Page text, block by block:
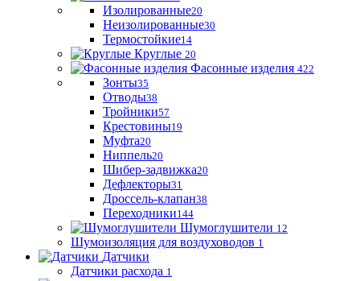
Изолированные20
Неизолированные30
Термостойкие14
Круглые 20
Фасонные изделия 422
Зонты35
Отводы38
Тройники57
Крестовины19
Муфта20
Ниппель20
Шибер-задвижка20
Дефлекторы31
Дроссель-клапан38
Переходники144
Шумоглушители 12
Шумоизоляция для воздуховодов 1
Датчики
Датчики расхода 1